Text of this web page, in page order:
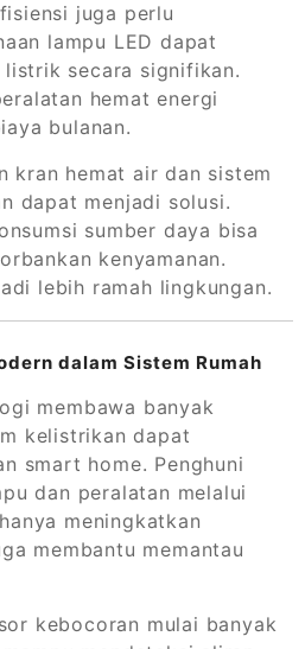
juga perlu
lampu LED dapat
listrik secara signifikan.
hemat energi
bulanan.
kran hemat air dan sistem
dapat menjadi solusi.
sumber daya bisa
kenyamanan.
lebih ramah lingkungan.
dalam Sistem Rumah
membawa banyak
kelistrikan dapat
smart home. Penghuni
dan peralatan melalui
meningkatkan
membantu memantau
kebocoran mulai banyak